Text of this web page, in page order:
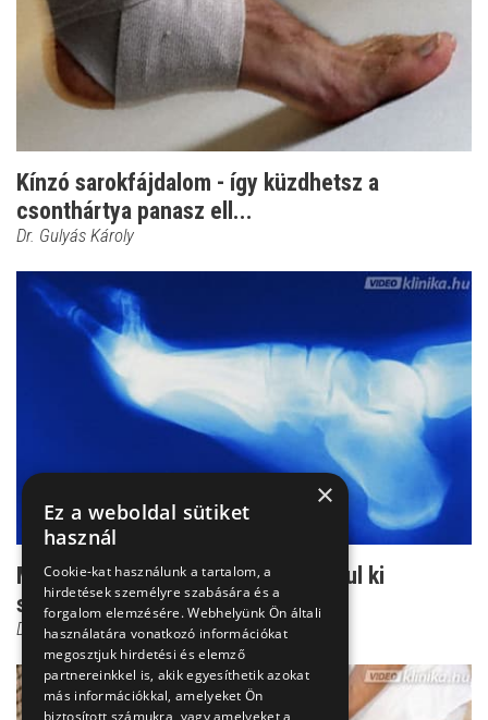
Kínzó sarokfájdalom - így küzdhetsz a
csonthártya panasz ell...
Dr. Gulyás Károly
Mintha a szögbe lépnénk - így alakul ki
sarkantyú a lábon
Dr. Zolnay Péter
×
Ez a weboldal sütiket
használ
Cookie-kat használunk a tartalom, a
hirdetések személyre szabására és a
forgalom elemzésére. Webhelyünk Ön általi
használatára vonatkozó információkat
megosztjuk hirdetési és elemző
partnereinkkel is, akik egyesíthetik azokat
más információkkal, amelyeket Ön
biztosított számukra, vagy amelyeket a